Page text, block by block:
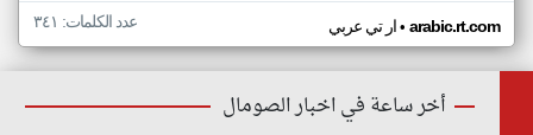
ار تي عربي• arabic.rt.com عدد الكلمات: ٣٤١
أخر ساعة في اخبار الصومال